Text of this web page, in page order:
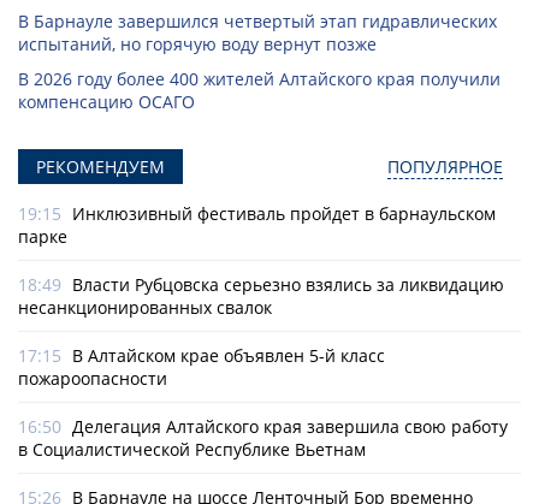
В Барнауле завершился четвертый этап гидравлических
испытаний, но горячую воду вернут позже
В 2026 году более 400 жителей Алтайского края получили
компенсацию ОСАГО
РЕКОМЕНДУЕМ ПОПУЛЯРНОЕ
19:15 Инклюзивный фестиваль пройдет в барнаульском
парке
18:49 Власти Рубцовска серьезно взялись за ликвидацию
несанкционированных свалок
17:15 В Алтайском крае объявлен 5-й класс
пожароопасности
16:50 Делегация Алтайского края завершила свою работу
в Социалистической Республике Вьетнам
15:26 В Барнауле на шоссе Ленточный Бор временно